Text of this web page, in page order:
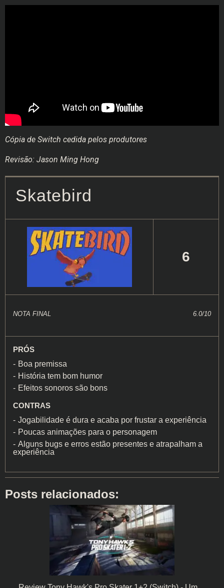
Cópia de Switch cedida pelos produtores
Revisão: Jason Ming Hong
Skatebird
6
NOTA FINAL 6.0/10
PRÓS
Boa premissa
História tem bom humor
Efeitos sonoros são bons
CONTRAS
Jogabilidade é dura e acaba por frustar a experiência
Poucas animações para o personagem
Alguns bugs e erros estão presentes e atrapalham a
experiência
Posts relacionados: